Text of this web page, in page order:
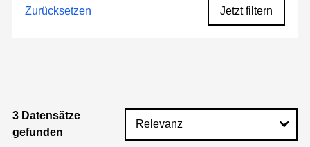
Zurücksetzen Jetzt filtern
3 Datensätze
gefunden